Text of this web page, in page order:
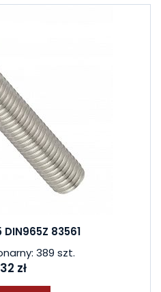
DIN965Z 83561
389 szt.
zł